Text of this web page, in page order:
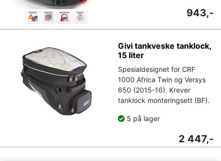
943,-
Givi tankveske tanklock,
15 liter
Spesialdesignet for CRF
1000 Africa Twin og Versys
650 (2015-16). Krever
tanklock monteringsett (BF).
5 på lager
2 447,-